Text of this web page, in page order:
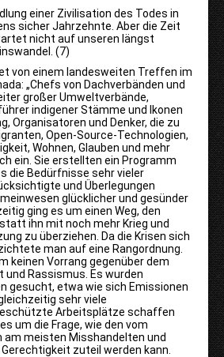
einer Zivilisation des Todes in
sicher Jahrzehnte. Aber die Zeit
nicht auf unseren längst
(7)
von einem landesweiten Treffen im
„Chefs von Dachverbänden und
großer Umweltverbände,
indigener Stämme und Ikonen
Organisatoren und Denker, die zu
Open-Source-Technologien,
Wohnen, Glauben und mehr
ein. Sie erstellten ein Programm
die Bedürfnisse sehr vieler
und Überlegungen
glücklicher und gesünder
ging es um einen Weg, den
ihn mit noch mehr Krieg und
zu überziehen. Da die Krisen sich
man auf eine Rangordnung.
keinen Vorrang gegenüber dem
und Rassismus. Es wurden
gesucht, etwa wie sich Emissionen
sehr viele
Arbeitsplätze schaffen
um die Frage, wie den vom
meisten Misshandelten und
zuteil werden kann.